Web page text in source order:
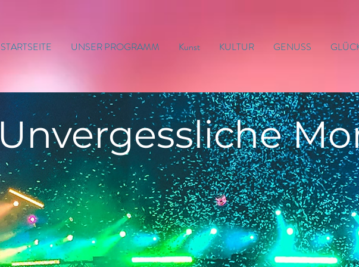
STARTSEITE UNSER PROGRAMM Kunst KULTUR GENUSS
Unvergessliche